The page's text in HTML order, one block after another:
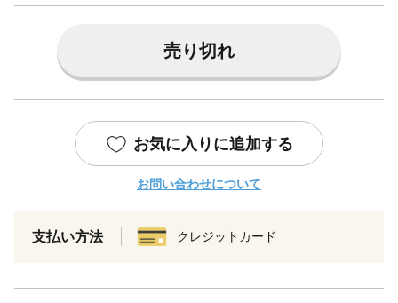
売り切れ
お気に入りに追加する
お問い合わせについて
支払い方法 クレジットカード